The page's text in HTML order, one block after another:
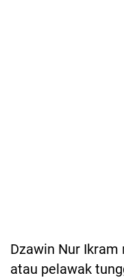
Dzawin Nur
atau pelawak